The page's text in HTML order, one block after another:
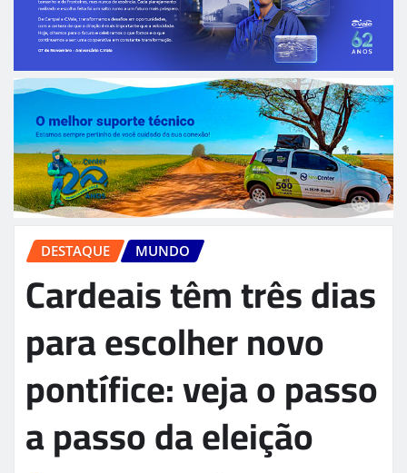
DESTAQUE MUNDO
Cardeais têm três dias
para escolher novo
pontífice: veja o passo
a passo da eleição